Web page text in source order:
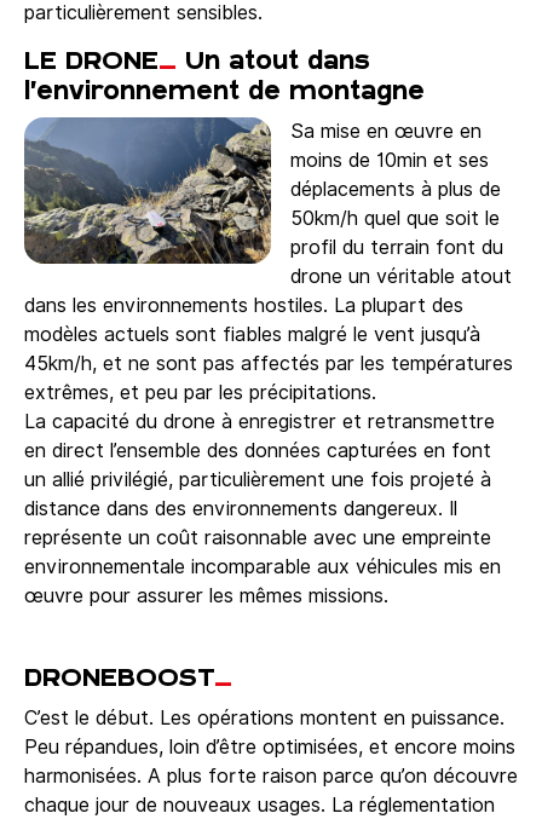
particulièrement sensibles.
LE DRONE_ Un atout dans
l’environnement de montagne
Sa mise en œuvre en
moins de 10min et ses
déplacements à plus de
50km/h quel que soit le
profil du terrain font du
drone un véritable atout
dans les environnements hostiles. La plupart des
modèles actuels sont fiables malgré le vent jusqu’à
45km/h, et ne sont pas affectés par les températures
extrêmes, et peu par les précipitations.
La capacité du drone à enregistrer et retransmettre
en direct l’ensemble des données capturées en font
un allié privilégié, particulièrement une fois projeté à
distance dans des environnements dangereux. Il
représente un coût raisonnable avec une empreinte
environnementale incomparable aux véhicules mis en
œuvre pour assurer les mêmes missions.
DRONEBOOST_
C’est le début. Les opérations montent en puissance.
Peu répandues, loin d’être optimisées, et encore moins
harmonisées. A plus forte raison parce qu’on découvre
chaque jour de nouveaux usages. La réglementation